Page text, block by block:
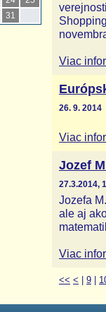
31
Viac
26. 9. 2014
Viac
Jozef
27.3.2014,
Jozefa
ale aj
Viac
<< < 9